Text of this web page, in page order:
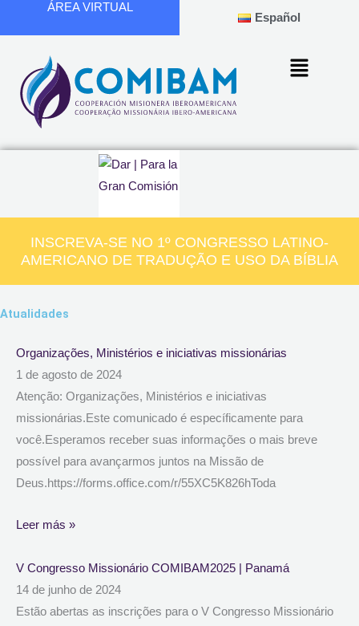
conteúdo
ÁREA VIRTUAL
Español
INSCREVA-SE NO 1º CONGRESSO LATINO-
AMERICANO DE TRADUÇÃO E USO DA BÍBLIA
Atualidades
Organizações, Ministérios e iniciativas missionárias
1 de agosto de 2024
Atenção: Organizações, Ministérios e iniciativas
missionárias.Este comunicado é específicamente para
você.Esperamos receber suas informações o mais breve
possível para avançarmos juntos na Missão de
Deus.https://forms.office.com/r/55XC5K826hToda
Leer más »
V Congresso Missionário COMIBAM2025 | Panamá
14 de junho de 2024
Estão abertas as inscrições para o V Congresso Missionário